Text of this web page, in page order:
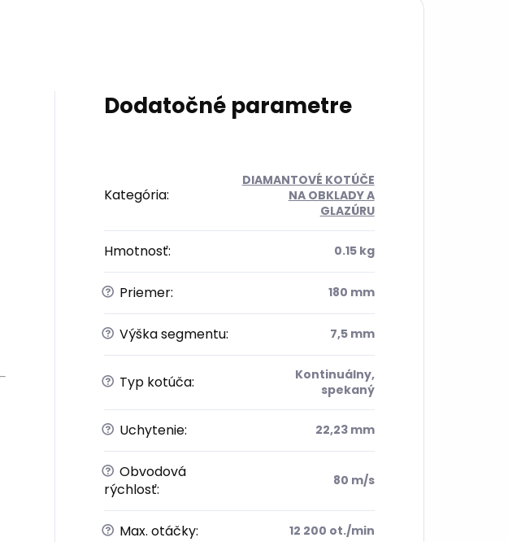
Dodatočné parametre
Kategória:
DIAMANTOVÉ KOTÚČE
NA OBKLADY A
GLAZÚRU
Hmotnosť: 0.15 kg
? Priemer: 180 mm
? Výška segmentu: 7,5 mm
? Typ kotúča:
Kontinuálny,
spekaný
? Uchytenie: 22,23 mm
? Obvodová
rýchlosť: 80 m/s
? Max. otáčky: 12 200 ot./min